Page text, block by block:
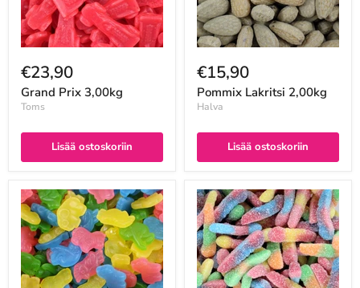
€23,90
Grand Prix 3,00kg
Toms
Lisää ostoskoriin
€15,90
Pommix Lakritsi 2,00kg
Halva
Lisää ostoskoriin